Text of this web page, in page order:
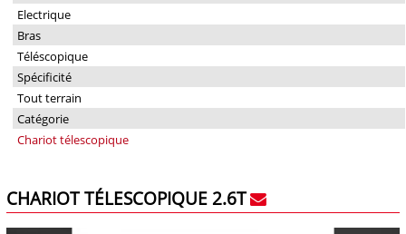
Electrique
Bras
Téléscopique
Spécificité
Tout terrain
Catégorie
Chariot télescopique
CHARIOT TÉLESCOPIQUE 2.6T